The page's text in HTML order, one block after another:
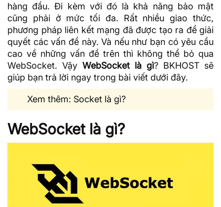
hàng đầu. Đi kèm với đó là khả năng bảo mật
cũng phải ở mức tối đa. Rất nhiều giao thức,
phương pháp liên kết mạng đã được tạo ra để giải
quyết các vấn đề này. Và nếu như bạn có yêu cầu
cao về những vấn đề trên thì không thể bỏ qua
WebSocket. Vậy WebSocket là gì? BKHOST sẽ
giúp bạn trả lời ngay trong bài viết dưới đây.
Xem thêm: Socket là gì?
WebSocket là gì?